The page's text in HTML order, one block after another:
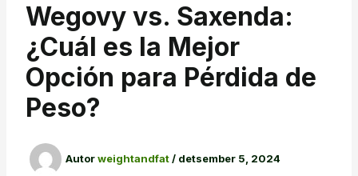
Wegovy vs. Saxenda:
¿Cuál es la Mejor
Opción para Pérdida de
Peso?
Autorweightandfat/ detsember 5, 2024